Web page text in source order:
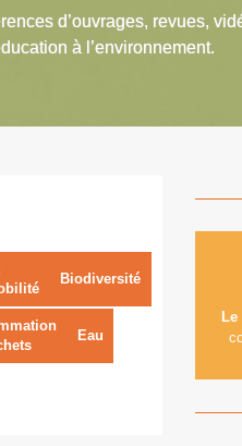
d’ouvrages, revues,
à l’environnement.
Biodiversité
Eau